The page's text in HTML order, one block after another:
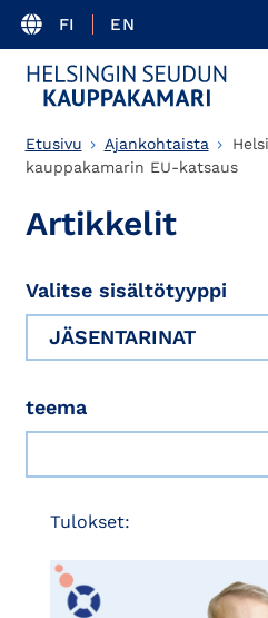
FI EN
Etusivu Ajankohtaista
kauppakamarin EU-katsaus
Artikkelit
Valitse sisältötyyppi
teema
Tulokset: